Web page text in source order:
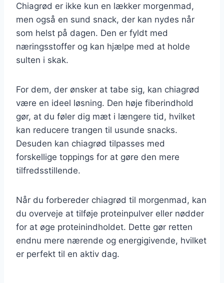
Chiagrød er ikke kun en lækker morgenmad,
men også en sund snack, der kan nydes når
som helst på dagen. Den er fyldt med
næringsstoffer og kan hjælpe med at holde
sulten i skak.
For dem, der ønsker at tabe sig, kan chiagrød
være en ideel løsning. Den høje fiberindhold
gør, at du føler dig mæt i længere tid, hvilket
kan reducere trangen til usunde snacks.
Desuden kan chiagrød tilpasses med
forskellige toppings for at gøre den mere
tilfredsstillende.
Når du forbereder chiagrød til morgenmad, kan
du overveje at tilføje proteinpulver eller nødder
for at øge proteinindholdet. Dette gør retten
endnu mere nærende og energigivende, hvilket
er perfekt til en aktiv dag.